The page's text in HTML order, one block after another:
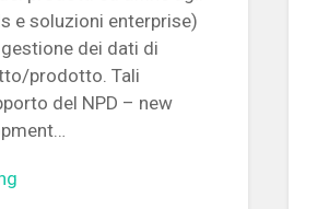
e soluzioni enterprise)
dei dati di
prodotto. Tali
del NPD – new